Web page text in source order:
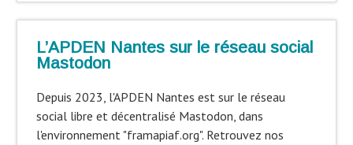
L’APDEN Nantes sur le réseau social
Mastodon
Depuis 2023, l'APDEN Nantes est sur le réseau
social libre et décentralisé Mastodon, dans
l'environnement "framapiaf.org". Retrouvez nos